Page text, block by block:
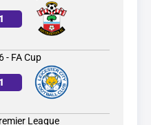
- FA Cup
League